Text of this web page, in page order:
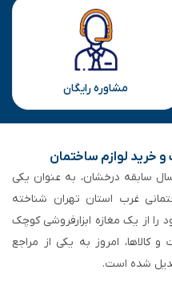
مشاوره رایگان
خرید لوازم ساختمان
ساختمانی خاجی‌ با بیش از ۵۰ سال سابقه‌ درخشان، به عنوان یکی
غرب استان تهران شناخته
از یک مغازه ابزارفروشی کوچک
امروز به یکی از مراجع
شده است.